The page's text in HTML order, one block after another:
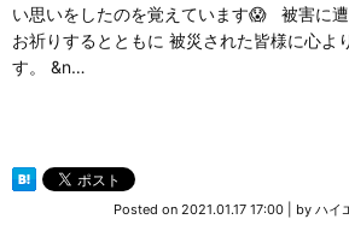
い思いをしたのを覚えています😱 被害に
お祈りするとともに 被災された皆様に心よ
す。 &n…
Posted on 2021.01.17 17:00 by ハイ